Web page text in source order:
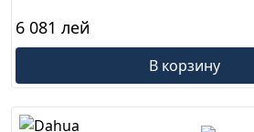
6 081 лей
В корзину